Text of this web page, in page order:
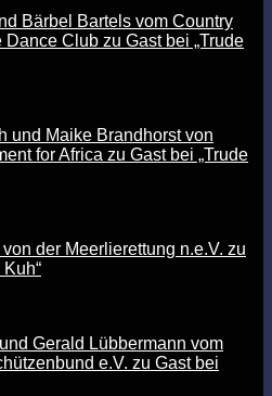
Bärbel Bartels vom Country
Club zu Gast bei „Trude
und Maike Brandhorst von
for Africa zu Gast bei „Trude
der Meerlierettung n.e.V. zu
Gerald Lübbermann vom
e.V. zu Gast bei